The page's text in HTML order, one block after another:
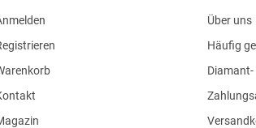
Über uns
Häufig